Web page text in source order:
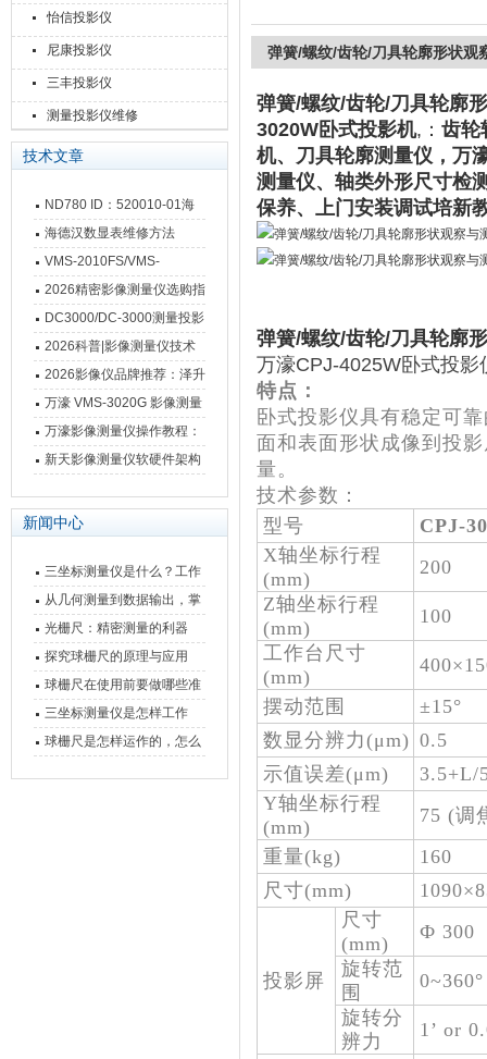
怡信投影仪
尼康投影仪
三丰投影仪
测量投影仪维修
技术文章
ND780 ID：520010-01海
德汉数显表故障维修内容
海德汉数显表维修方法
VMS-2010FS/VMS-
3020FS/VMS-4030FS手动
影像测量仪技术参数
2026精密影像测量仪选购指
南 靠谱品牌一站式选型推荐
DC3000/DC-3000测量投影
仪万濠数据处理器数显表故
障维修方法
2026科普|影像测量仪技术
原理、分类及选型应用
2026影像仪品牌推荐：泽升
影像测量仪选型指南
万濠 VMS-3020G 影像测量
仪技术规格与应用解析
万濠影像测量仪操作教程：
从开机到出报告，新手也能
新天影像测量仪软硬件架构
新闻中心
三坐标测量仪是什么？工作
原理、分类与核心功能一次
讲清
从几何测量到数据输出，掌
握万濠影像测量仪的六大核
心能力
光栅尺：精密测量的利器
探究球栅尺的原理与应用
球栅尺在使用前要做哪些准
备工作？
三坐标测量仪是怎样工作
的，功能有什么优势？
球栅尺是怎样运作的，怎么
弹簧/螺纹/齿轮/刀具轮廓形状观
弹簧/螺纹/齿轮/刀具轮廓
3020W卧式投影机,： 齿轮
机、刀具轮廓测量仪，万
测量仪、轴类外形尺寸检
保养、上门安装调试培新
弹簧/螺纹/齿轮/刀具轮廓
万濠CPJ-4025W卧式投
特点：
卧式投影仪具有稳定可
面和表面形状成像到投
量。
技术参数：
型号
CPJ-
X轴坐标行程
(mm)
200
Z轴坐标行程
(mm)
100
工作台尺寸
(mm)
摆动范围
±15°
数显分辨力(μm) 0.5
示值误差(μm)
3.5+L/
Y轴坐标行程
(mm)
75 (调
重量(kg)
160
尺寸(mm)
投影屏
尺寸
(mm)
Ф 300
旋转范
围
0~360°
旋转分
辨力
1’ or